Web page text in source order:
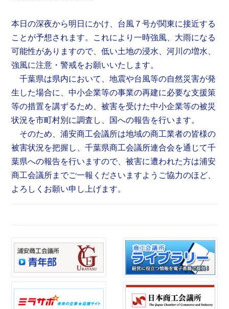
本日の深夜から明日にかけ、台風７号が関東に接近する
ことが予想されます。これにより一時強風、大雨になる
可能性がありますので、低い土地の浸水、河川の増水、
強風に注意・警戒をお願いいたします。
千葉県は県内において、地震や台風等の自然災害が発
生した場合に、中小企業等の事業の再建に必要な支援策
等の措置を講ずるため、被害を受けた中小企業等の被災
状況を市町村別に調査し、国への報告を行います。
そのため、浦安商工会議所は地域の商工業者の皆様の
被害状況を把握し、千葉県商工会議所連合会を通じて千
葉県への報告を行いますので、被害に遭われた方は浦安
商工会議所までご一報くださいますようご協力のほど、
よろしくお願い申し上げます。